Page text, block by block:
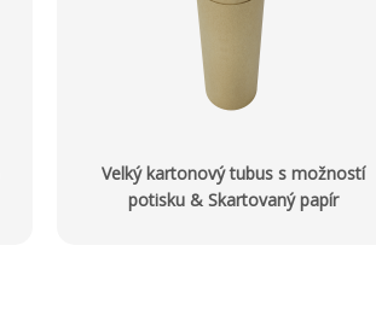
Velký kartonový tubus s možností
potisku & Skartovaný papír